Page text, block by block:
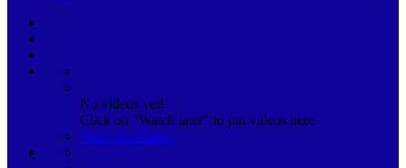
No videos yet!
Click on "Watch later" to put videos here
View all videos